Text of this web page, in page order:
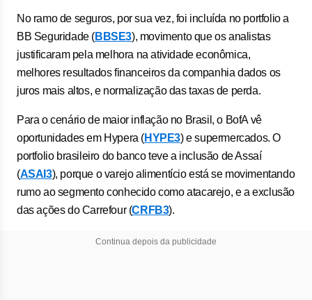
No ramo de seguros, por sua vez, foi incluída no portfolio a
BB Seguridade (BBSE3), movimento que os analistas
justificaram pela melhora na atividade econômica,
melhores resultados financeiros da companhia dados os
juros mais altos, e normalização das taxas de perda.
Para o cenário de maior inflação no Brasil, o BofA vê
oportunidades em Hypera (HYPE3) e supermercados. O
portfolio brasileiro do banco teve a inclusão de Assaí
(ASAI3), porque o varejo alimentício está se movimentando
rumo ao segmento conhecido como atacarejo, e a exclusão
das ações do Carrefour (CRFB3).
Continua depois da publicidade